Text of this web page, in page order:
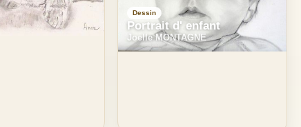
Dessin
Portrait d' enfant
Joelle MONTAGNE